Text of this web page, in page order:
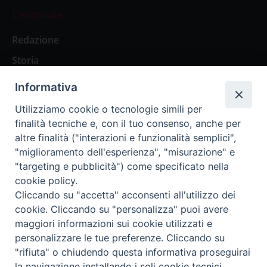
L’editoriale
Redazione
Storia
Abbonamenti
Abbonamento Annuale Digitale
Abbonamento Annuale Cartaceo
Abbonamento Singola Copia Digitale
Redazione: Pavia, Piazza Duomo 11 - tel. 0382.24736 -
amministrazione@ilticino.it - repossi@ilticino.it - P.
Informativa
Utilizziamo cookie o tecnologie simili per
finalità tecniche e, con il tuo consenso, anche per
altre finalità ("interazioni e funzionalità semplici",
"miglioramento dell'esperienza", "misurazione" e
"targeting e pubblicità") come specificato nella
cookie policy.
Cliccando su "accetta" acconsenti all'utilizzo dei
cookie. Cliccando su "personalizza" puoi avere
maggiori informazioni sui cookie utilizzati e
personalizzare le tue preferenze. Cliccando su
"rifiuta" o chiudendo questa informativa proseguirai